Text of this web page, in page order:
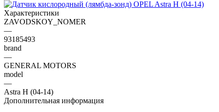
Характеристики
ZAVODSKOY_NOMER
—
93185493
brand
—
GENERAL MOTORS
model
—
Astra H (04-14)
Дополнительная информация